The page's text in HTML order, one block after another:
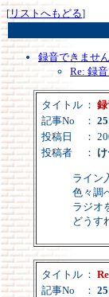
[リストへもどる]
録音できません
Re: 録
タイトル ： 録
記事No
：
投稿日
：
投稿者
：
ライン
色々調
ラジオ
どうす
タイトル ：
記事No
：